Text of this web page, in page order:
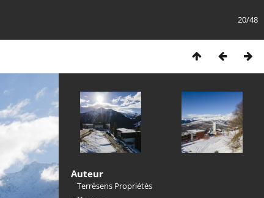
20/48
Auteur
Terrésens Propriétés